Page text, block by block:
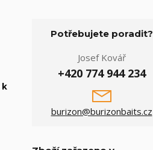
k
Potřebujete poradit?
Josef Kovář
+420 774 944 234
burizon@burizonbaits.cz